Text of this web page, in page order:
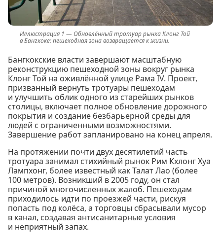
Обновлённый тротуар рынка Клонг Той
в Бангкоке: пешеходная зона возвращается к жизни.
Бангкокские власти завершают масштабную
реконструкцию пешеходной зоны вокруг рынка
Клонг Той на оживлённой улице Рама IV. Проект,
призванный вернуть тротуары пешеходам
и улучшить облик одного из старейших рынков
столицы, включает полное обновление дорожного
покрытия и создание безбарьерной среды для
людей с ограниченными возможностями.
Завершение работ запланировано на конец апреля.
На протяжении почти двух десятилетий часть
тротуара занимал стихийный рынок Рим Кхлонг Хуа
Лампхонг, более известный как Талат Лао (более
100 метров). Возникший в 2005 году, он стал
причиной многочисленных жалоб. Пешеходам
приходилось идти по проезжей части, рискуя
попасть под колёса, а торговцы сбрасывали мусор
в канал, создавая антисанитарные условия
и неприятный запах.